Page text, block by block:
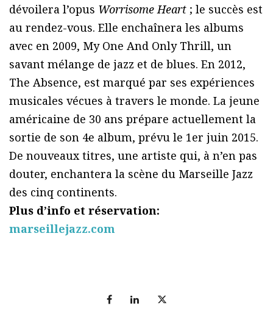
dévoilera l’opus Worrisome Heart ; le succès est
au rendez-vous. Elle enchaînera les albums
avec en 2009, My One And Only Thrill, un
savant mélange de jazz et de blues. En 2012,
The Absence, est marqué par ses expériences
musicales vécues à travers le monde. La jeune
américaine de 30 ans prépare actuellement la
sortie de son 4e album, prévu le 1er juin 2015.
De nouveaux titres, une artiste qui, à n’en pas
douter, enchantera la scène du Marseille Jazz
des cinq continents.
Plus d’info et réservation:
marseillejazz.com